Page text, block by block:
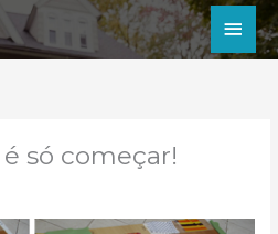
só começar!